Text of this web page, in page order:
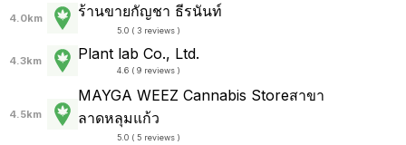
4.0km ร้านขายกัญชา ธีรนันท์
5.0 ( 3 reviews )
4.3km Plant lab Co., Ltd.
4.6 ( 9 reviews )
4.5km
MAYGA WEEZ Cannabis Storeสาขา
ลาดหลุมแก้ว
5.0 ( 5 reviews )